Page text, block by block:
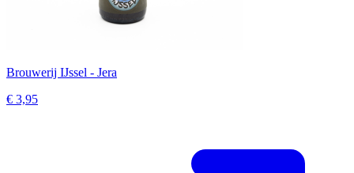
Brouwerij IJssel - Jera
€ 3,95